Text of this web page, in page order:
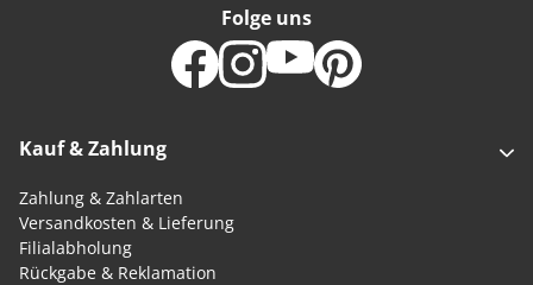
Kauf & Zahlung
Zahlung & Zahlarten
Versandkosten & Lieferung
Filialabholung
Rückgabe & Reklamation
Folge uns